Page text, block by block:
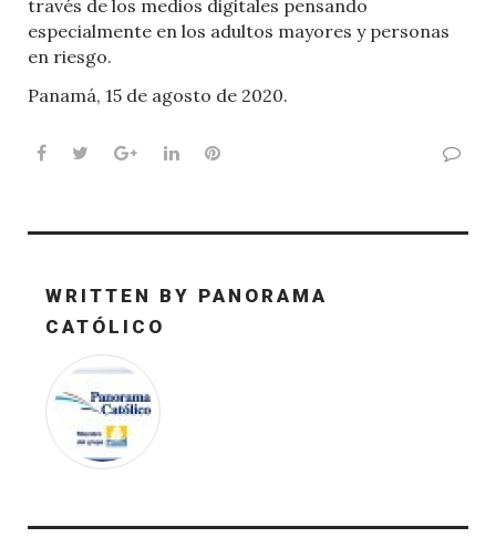
través de los medios digitales pensando
especialmente en los adultos mayores y personas
en riesgo.
Panamá, 15 de agosto de 2020.
Facebook
TwitterGoogle+LinkedInPinterest
WRITTEN BY PANORAMA
CATÓLICO